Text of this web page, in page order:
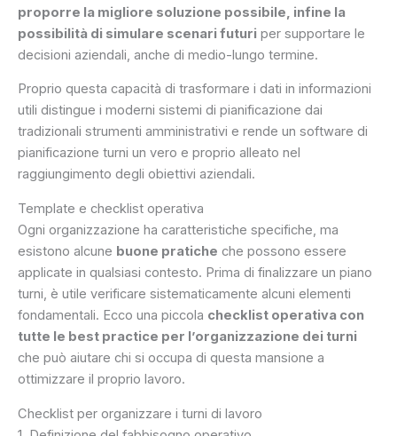
proporre la migliore soluzione possibile, infine la
possibilità di simulare scenari futuri per supportare le
decisioni aziendali, anche di medio-lungo termine.
Proprio questa capacità di trasformare i dati in informazioni
utili distingue i moderni sistemi di pianificazione dai
tradizionali strumenti amministrativi e rende un software di
pianificazione turni un vero e proprio alleato nel
raggiungimento degli obiettivi aziendali.
Template e checklist operativa
Ogni organizzazione ha caratteristiche specifiche, ma
esistono alcune buone pratiche che possono essere
applicate in qualsiasi contesto. Prima di finalizzare un piano
turni, è utile verificare sistematicamente alcuni elementi
fondamentali. Ecco una piccola checklist operativa con
tutte le best practice per l’organizzazione dei turni
che può aiutare chi si occupa di questa mansione a
ottimizzare il proprio lavoro.
Checklist per organizzare i turni di lavoro